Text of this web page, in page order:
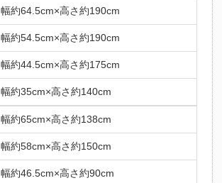
幅約64.5cm×高さ約190cm
幅約54.5cm×高さ約190cm
幅約44.5cm×高さ約175cm
幅約35cm×高さ約140cm
幅約65cm×高さ約138cm
幅約58cm×高さ約150cm
幅約46.5cm×高さ約90cm